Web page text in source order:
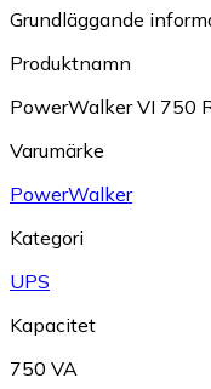
Grundläggande
Produktnamn
PowerWalker VI 750
Varumärke
PowerWalker
Kategori
UPS
Kapacitet
750 VA